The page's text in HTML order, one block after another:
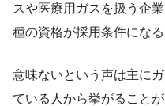
スや医療用ガスを扱う企
種の資格が採用条件になる
意味ないという声は主に
ている人から挙がること